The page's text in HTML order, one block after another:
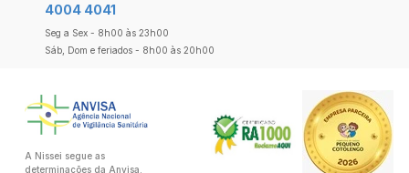
4004 4041
Seg a Sex - 8h00 às 23h00
Sáb, Dom e feriados - 8h00 às 20h00
A Nissei segue as
determinações da Anvisa.